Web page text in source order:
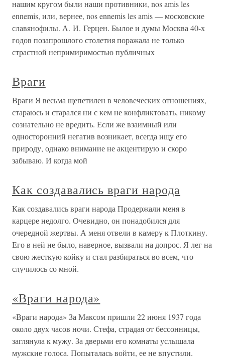
нашим кругом были наши противники, nos amis les
ennemis, или, вернее, nos ennemis les amis — московские
славянофилы. А. И. Герцен. Былое и думы Москва 40-х
годов позапрошлого столетия поражала не только
страстной непримиримостью публичных
Враги
Враги Я весьма щепетилен в человеческих отношениях,
стараюсь и старался ни с кем не конфликтовать, никому
сознательно не вредить. Если же взаимный или
односторонний негатив возникает, всегда ищу его
природу, однако внимание не акцентирую и скоро
забываю. И когда мой
Как создавались враги народа
Как создавались враги народа Продержали меня в
карцере недолго. Очевидно, он понадобился для
очередной жертвы. А меня отвели в камеру к Плоткину.
Его в ней не было, наверное, вызвали на допрос. Я лег на
свою жесткую койку и стал разбираться во всем, что
случилось со мной.
«Враги народа»
«Враги народа» За Максом пришли 22 июня 1937 года
около двух часов ночи. Стефа, страдая от бессонницы,
заглянула к мужу. За дверьми его комнаты услышала
мужские голоса. Попыталась войти, ее не впустили.